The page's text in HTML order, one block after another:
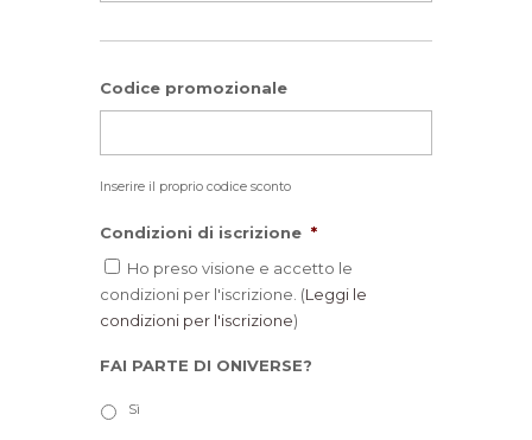
Codice promozionale
Inserire il proprio codice sconto
Condizioni di iscrizione *
Ho preso visione e accetto le
condizioni per l'iscrizione. (Leggi le
condizioni per l'iscrizione)
FAI PARTE DI ONIVERSE?
Sì